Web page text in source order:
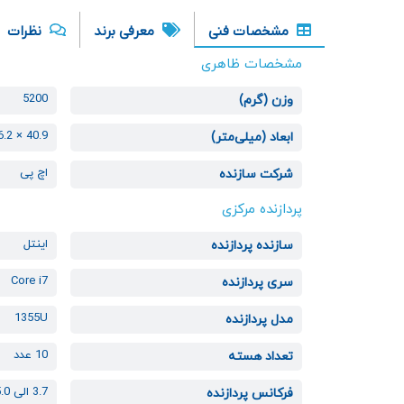
مشخصات فنی معرفی برند نظرات
مشخصات ظاهری
وزن (گرم) 5200
ابعاد (میلی‌متر) 40.9 × 186.2 × 540
شرکت سازنده اچ پی
پردازنده مرکزی
سازنده پردازنده اینتل
سری پردازنده Core i7
مدل پردازنده 1355U
تعداد هسته 10 عدد
فرکانس پردازنده 3.7 الی 5.0 گیگاهرتز